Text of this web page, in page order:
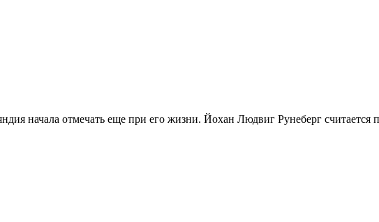
начала отмечать еще при его жизни. Йохан Людвиг Рунеберг считается